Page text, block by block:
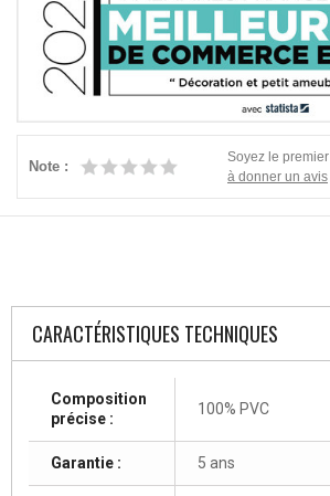
Note :
Soyez le premier
à donner un avis
CARACTÉRISTIQUES TECHNIQUES
Composition
précise :
100% PVC
Garantie : 5 ans